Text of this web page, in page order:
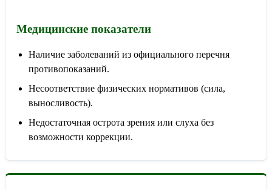
Медицинские показатели
Наличие заболеваний из официального перечня
противопоказаний.
Несоответствие физических нормативов (сила,
выносливость).
Недостаточная острота зрения или слуха без
возможности коррекции.